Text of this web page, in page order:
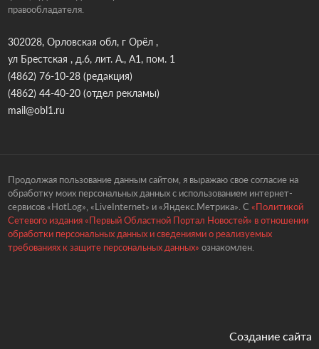
правообладателя.
302028, Орловская обл, г Орёл ,
ул Брестская , д.6, лит. А., А1, пом. 1
(4862) 76-10-28(редакция)
(4862) 44-40-20(отдел рекламы)
mail@obl1.ru
Продолжая пользование данным сайтом, я выражаю свое согласие на
обработку моих персональных данных с использованием интернет-
сервисов «HotLog», «LiveInternet» и «Яндекс.Метрика». С «Политикой
Сетевого издания «Первый Областной Портал Новостей» в отношении
обработки персональных данных и сведениями о реализуемых
требованиях к защите персональных данных» ознакомлен.
Создание сайта